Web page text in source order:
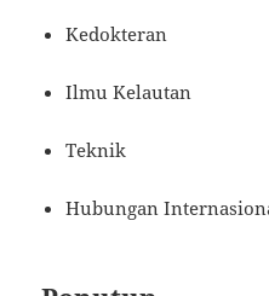
Kedokteran
Ilmu Kelautan
Teknik
Hubungan